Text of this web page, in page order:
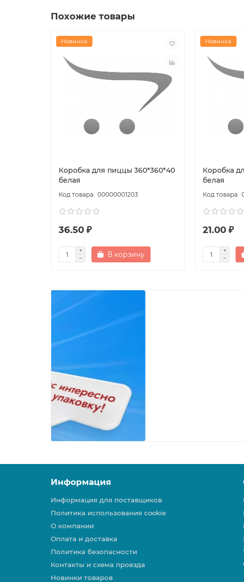
Похожие товары
Новинка
Коробка для пиццы 360*360*40
белая
00000001203
36.50 ₽
В корзину
Новинка
Коробка
белая
21.00 ₽
Информация
Информация для поставщиков
Политика использования cookie
О компании
Оплата и доставка
Политика безопасности
Контакты и схема проезда
Новинки товаров